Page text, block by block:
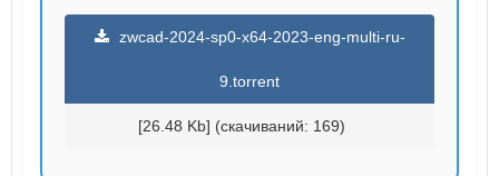
zwcad-2024-sp0-x64-2023-eng-multi-ru-
9.torrent
[26.48 Kb] (cкачиваний: 169)